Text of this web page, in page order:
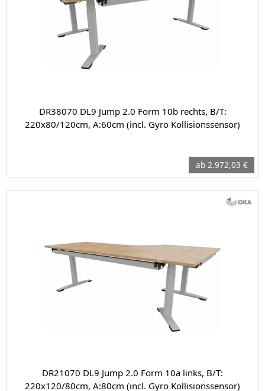
DR38070 DL9 Jump 2.0 Form 10b rechts, B/T:
220x80/120cm, A:60cm (incl. Gyro Kollisionssensor)
ab 2.972,03 €
DR21070 DL9 Jump 2.0 Form 10a links, B/T:
220x120/80cm, A:80cm (incl. Gyro Kollisionssensor)